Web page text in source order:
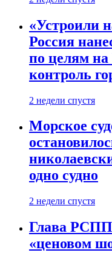
«Устроили
Россия
по целям
контроль
2 недели спустя
Морское
одно судно
2 недели спустя
Глава РСПП
«ценовом